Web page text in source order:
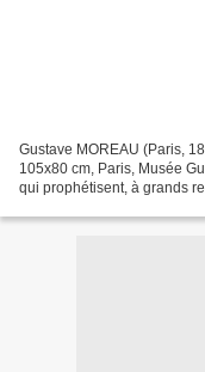
Gustave MOREAU (Paris,
105x80 cm, Paris, Musée
qui prophétisent, à grands